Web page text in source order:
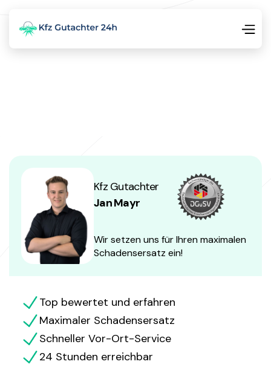
Kfz Gutachter
Jan Mayr
Wir setzen uns für Ihren maximalen
Schadensersatz ein!
Top bewertet und erfahren
Maximaler Schadensersatz
Schneller Vor-Ort-Service
24 Stunden erreichbar